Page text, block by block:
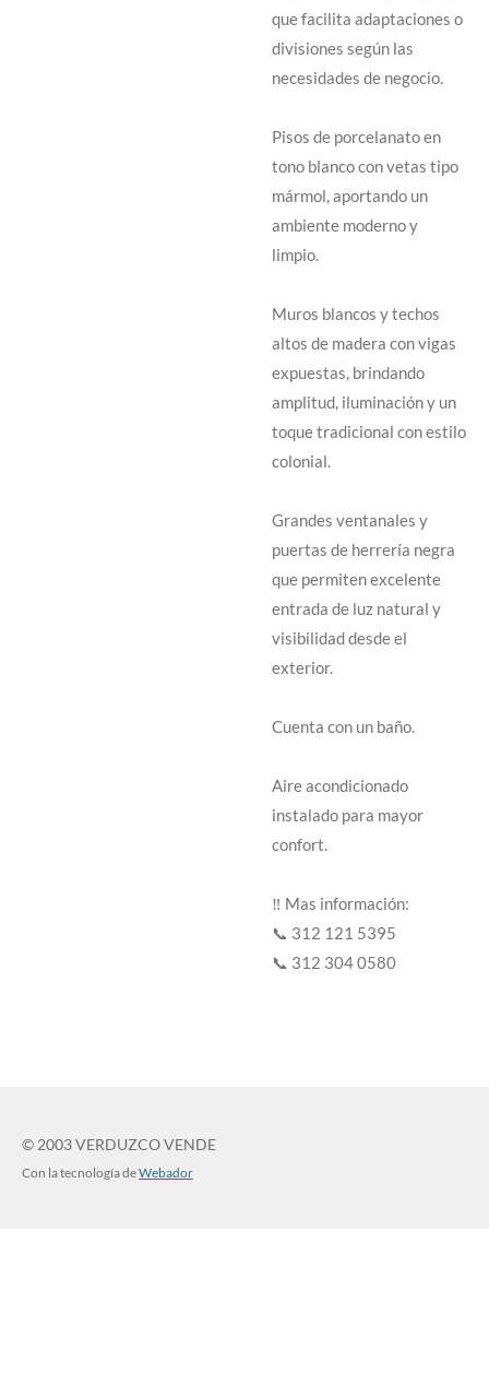
que facilita adaptaciones o
divisiones según las
necesidades de negocio.
Pisos de porcelanato en
tono blanco con vetas tipo
mármol, aportando un
ambiente moderno y
limpio.
Muros blancos y techos
altos de madera con vigas
expuestas, brindando
amplitud, iluminación y un
toque tradicional con estilo
colonial.
Grandes ventanales y
puertas de herrería negra
que permiten excelente
entrada de luz natural y
visibilidad desde el
exterior.
Cuenta con un baño.
Aire acondicionado
instalado para mayor
confort.
‼️ Mas información:
📞 312 121 5395
📞 312 304 0580
© 2003 VERDUZCO VENDE
Con la tecnología deWebador